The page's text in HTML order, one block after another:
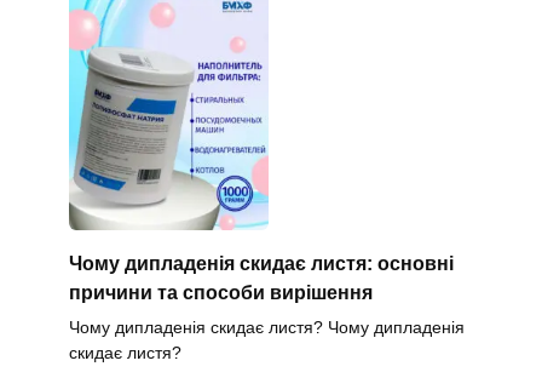
Чому дипладенія скидає листя: основні
причини та способи вирішення
Чому дипладенія скидає листя? Чому дипладенія
скидає листя?